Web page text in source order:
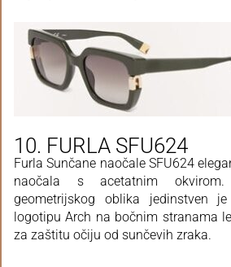
10. FURLA SFU624
Furla Sunčane naočale SFU624
naočala s acetatnim
geometrijskog oblika jedinstven
logotipu Arch na bočnim stranama
za zaštitu očiju od sunčevih zraka.